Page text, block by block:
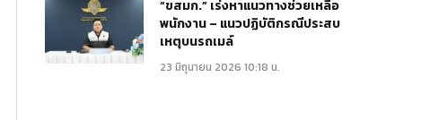
“ขสมก.” เร่งหาแนวทางช่วยเหลือ
พนักงาน – แนวปฏิบัติกรณีประสบ
เหตุบนรถเมล์
23 มิถุนายน 2026 10:18 น.